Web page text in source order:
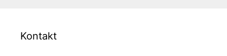
Kontakt